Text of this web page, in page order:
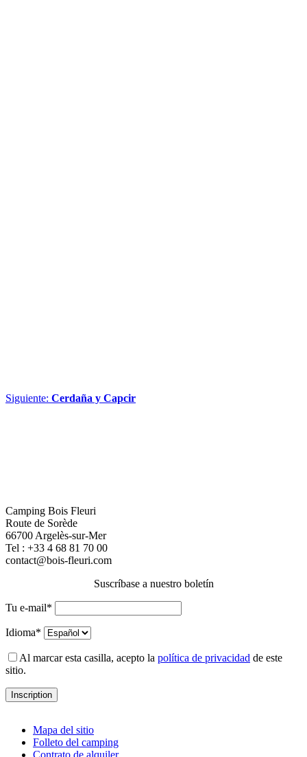
Siguiente: Cerdaña y Capcir
Camping Bois Fleuri
Route de Sorède
66700 Argelès-sur-Mer
Tel : +33 4 68 81 70 00
contact@bois-fleuri.com
Suscríbase a nuestro boletín
Tu e-mail*
Idioma*
Al marcar esta casilla, acepto la política de privacidad de este
sitio.
Mapa del sitio
Folleto del camping